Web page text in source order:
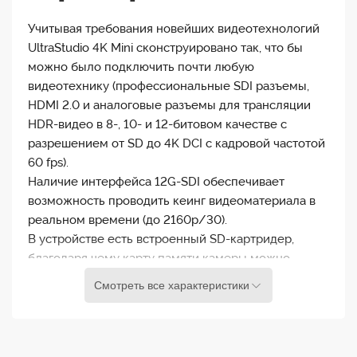
Учитывая требования новейших видеотехнологий
UltraStudio 4K Mini сконструировано так, что бы
можно было подключить почти любую
видеотехнику (профессиональные SDI разъемы,
HDMI 2.0 и аналоговые разъемы для трансляции
HDR-видео в 8-, 10- и 12-битовом качестве c
разрешением от SD до 4K DCI с кадровой частотой
60 fps).
Наличие интерфейса 12G-SDI обеспечивает
возможность проводить кеинг видеоматериала в
реальном времени (до 2160p/30).
В устройстве есть встроенный SD-картридер,
благодаря чему карту памяти камеры можно
Смотреть все характеристики